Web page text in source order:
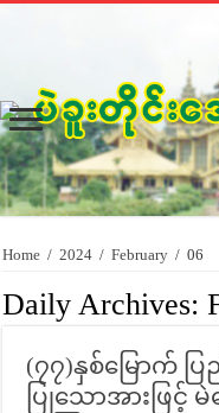
Home / 2024 / February / 06
Daily Archives:
(၇၇)နှစ်မြောက်
ပြုသောအားဖြင့် မဲ